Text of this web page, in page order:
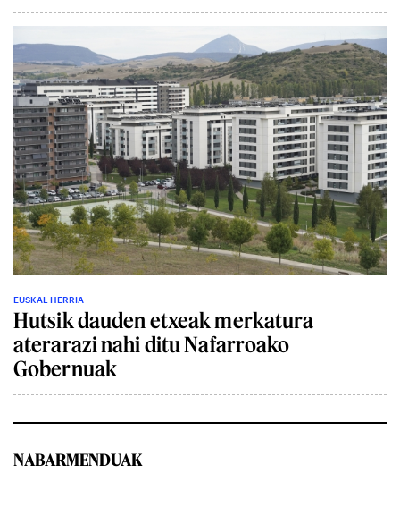
EUSKAL HERRIA
Hutsik dauden etxeak merkatura
aterarazi nahi ditu Nafarroako
Gobernuak
NABARMENDUAK